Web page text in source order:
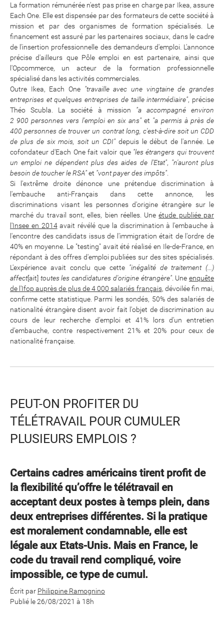
La formation rémunérée n'est pas prise en charge par Ikea, assure
Each One. Elle est dispensée par des formateurs de cette société à
mission et par des organismes de formation spécialisés. Le
financement est assuré par les partenaires sociaux, dans le cadre
de l'insertion professionnelle des demandeurs d'emploi. L'annonce
précise d'ailleurs que Pôle emploi en est partenaire, ainsi que
l'Opcommerce, un acteur de la formation professionnelle
spécialisé dans les activités commerciales.
Outre Ikea, Each One "travaille avec une vingtaine de grandes
entreprises et quelques entreprises de taille intermédiaire", précise
Théo Scubla. La société à mission "a accompagné environ
2 900 personnes vers l'emploi en six ans" et "a permis à près de
400 personnes de trouver un contrat long, c'est-à-dire soit un CDD
de plus de six mois, soit un CDI"depuis le début de l'année. Le
cofondateur d'Each One fait valoir que "les étrangers qui trouvent
un emploi ne dépendent plus des aides de l'Etat", "n'auront plus
besoin de toucher le RSA"et "vont payer des impôts"
Si l'extrême droite dénonce une prétendue discrimination à
l'embauche anti-Français dans cette annonce, les
discriminations visant les personnes d'origine étrangère sur le
marché du travail sont, elles, bien réelles. Uneétude publiée par
l'Insee en 2014avait révélé que la discrimination à l'embauche à
l'encontre des candidats issus de l'immigration était de l'ordre de
40% en moyenne. Le "testing" avait été réalisé en Ile-de-France, en
répondant à des offres d'emploi publiées sur des sites spécialisés.
L'expérience avait conclu que cette "inégalité de traitement (...)
affect[ait] toutes les candidatures d'origine étrangère". Uneenquête
de l'Ifop auprès de plus de 4 000 salariés français, dévoilée fin mai,
confirme cette statistique. Parmi les sondés, 50% des salariés de
nationalité étrangère disent avoir fait l'objet de discrimination au
cours de leur recherche d'emploi et 41% lors d'un entretien
d'embauche, contre respectivement 21% et 20% pour ceux de
nationalité française.
PEUT-ON PROFITER DU
TÉLÉTRAVAIL POUR CUMULER
PLUSIEURS EMPLOIS ?
Certains cadres américains tirent profit de
la flexibilité qu’offre le télétravail en
acceptant deux postes à temps plein, dans
deux entreprises différentes. Si la pratique
est moralement condamnable, elle est
légale aux Etats-Unis. Mais en France, le
code du travail rend compliqué, voire
impossible, ce type de cumul.
Écrit par Philippine Ramognino
Publié le26/08/2021 à 18h